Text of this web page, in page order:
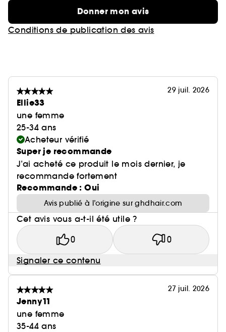
Donner mon avis
Conditions de publication des avis
29 juil. 2026
Ellie33
une femme
25-34 ans
Acheteur vérifié
Super je recommande
J’ai acheté ce produit le mois dernier, je
recommande fortement
Recommande : Oui
Avis publié à l’origine sur ghdhair.com
Cet avis vous a-t-il été utile ?
0 0
Signaler ce contenu
27 juil. 2026
Jenny11
une femme
35-44 ans